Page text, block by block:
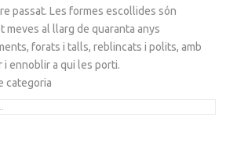
passat. Les formes escollides són
meves al llarg de quaranta anys
forats i talls, reblincats i polits, amb
i ennoblir a qui les porti.
categoria